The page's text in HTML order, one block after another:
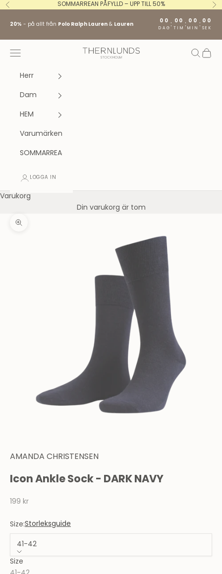
Hoppa till innehållet
Föregående SOMMARREAN PÅFYLLD – UPP TILL 50%
20% - på allt från Polo Ralph Lauren & Lauren
00
DAG : 00
TIM : 00
MIN : 00
SEK
Stockholm fashion agency AB
Öppna navigeringsmenyn Öppna
Herr
Dam
HEM
Varumärken
SOMMARREA
LOGGA IN
Varukorg
Din varukorg är tom
Zooma
AMANDA CHRISTENSEN
Icon Ankle Sock - DARK NAVY
REA-pris
199 kr
Size:Storleksguide
41-42
Size